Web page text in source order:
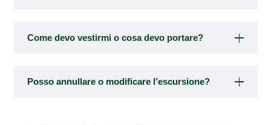
Come devo vestirmi o cosa devo portare?
Posso annullare o modificare l’escursione?